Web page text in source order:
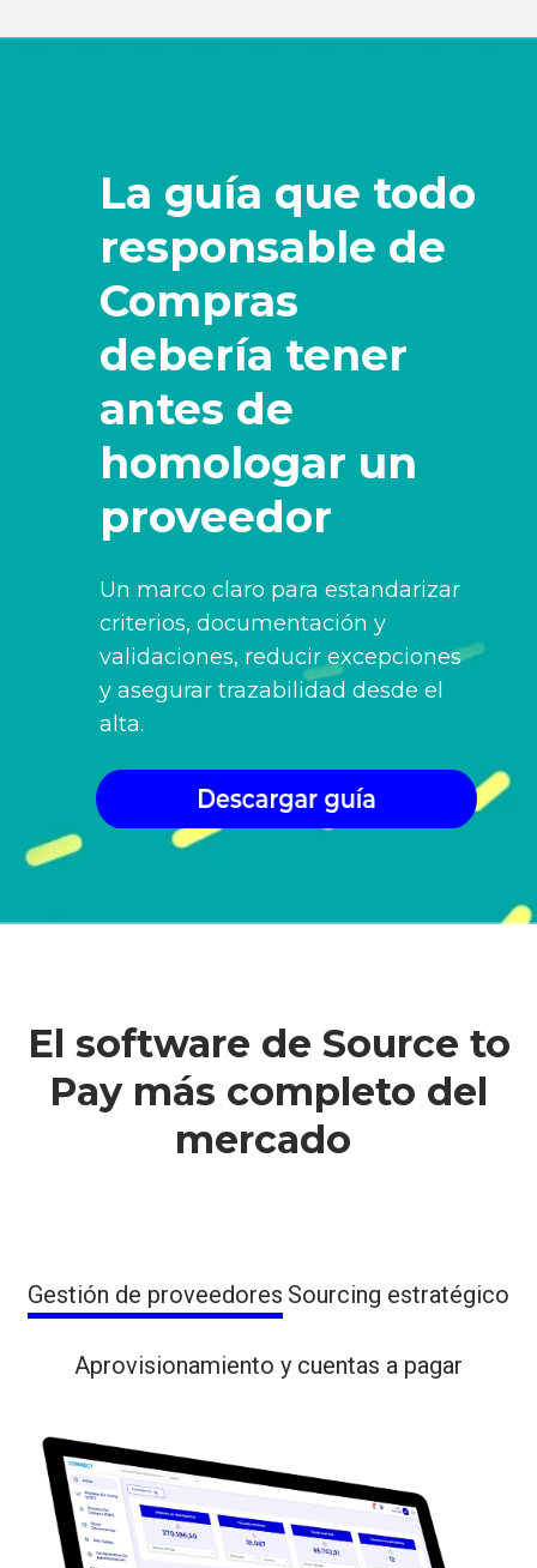
La guía que todo
responsable de
Compras
debería tener
antes de
homologar un
proveedor
Un marco claro para estandarizar
criterios, documentación y
validaciones, reducir excepciones
y asegurar trazabilidad desde el
alta.
El software de Source to
Pay más completo del
mercado
Gestión de proveedores Sourcing estratégico
Aprovisionamiento y cuentas a pagar